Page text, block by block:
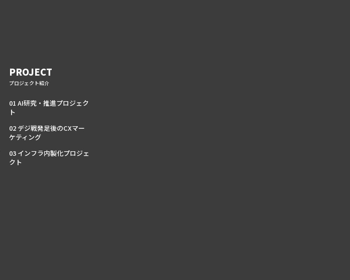
PROJECT
プロジェクト紹介
01 AI研究・推進プロジェク
ト
02 デジ戦発足後のCXマー
ケティング
03 インフラ内製化プロジェ
クト